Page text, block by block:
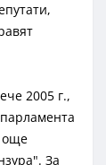
2005 г.,
още
За